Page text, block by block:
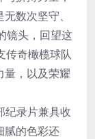
数次坚守、
镜头，回望这
传奇橄榄球队
量，以及荣耀
纪录片兼具收
腻的色彩还